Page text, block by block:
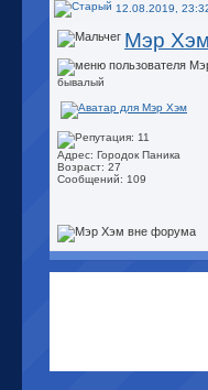
12.08.2019,
Мэр Хэм
бывалый
Адрес: Городок Паника
Возраст: 27
Сообщений: 109